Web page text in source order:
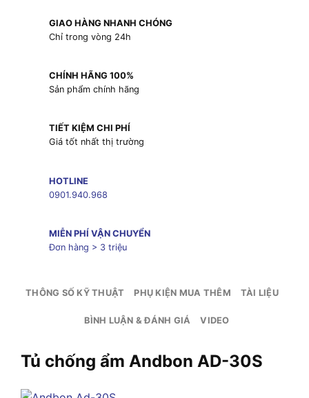
GIAO HÀNG NHANH CHÓNG
Chỉ trong vòng 24h
CHÍNH HÃNG 100%
Sản phẩm chính hãng
TIẾT KIỆM CHI PHÍ
Giá tốt nhất thị trường
HOTLINE
0901.940.968
MIỄN PHÍ VẬN CHUYỂN
Đơn hàng > 3 triệu
THÔNG SỐ KỸ THUẬT PHỤ KIỆN MUA THÊM TÀI LIỆU
BÌNH LUẬN & ĐÁNH GIÁ VIDEO
Tủ chống ẩm Andbon AD-30S